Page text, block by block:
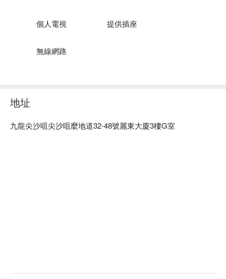
個人電視 提供插座
無線網路
地址
九龍尖沙咀尖沙咀麼地道32-48號麗東大廈3樓G室